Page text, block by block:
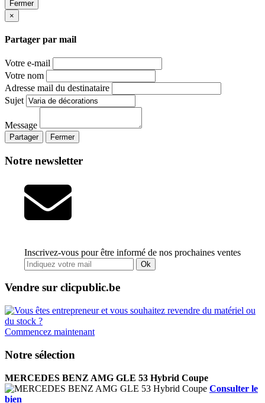
Fermer
×
Partager par mail
Votre e-mail
Votre nom
Adresse mail du destinataire
Sujet
Message
Partager Fermer
Notre newsletter
Inscrivez-vous pour être informé de nos prochaines ventes
Ok
Vendre sur clicpublic.be
Commencez maintenant
Notre sélection
MERCEDES BENZ AMG GLE 53 Hybrid Coupe
Consulter le
bien